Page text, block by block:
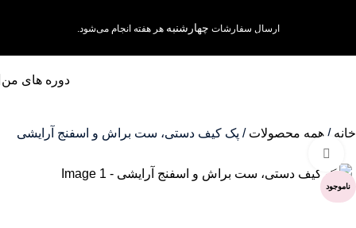
Skip to main content
ارسال سفارشات چهارشنبه هر هفته انجام می‌شود.
دوره های من
خانه همه محصولات پک کیف دستی، ست براش و اسفنج آرایشی
ناموجود